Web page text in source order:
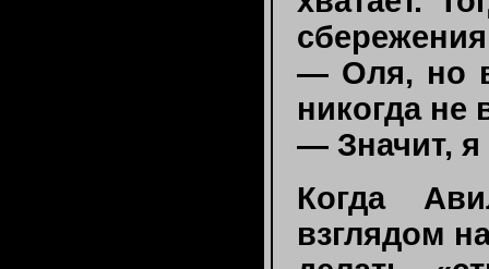
— Оля, но
никогда не
— Значит,
Когда
взглядом